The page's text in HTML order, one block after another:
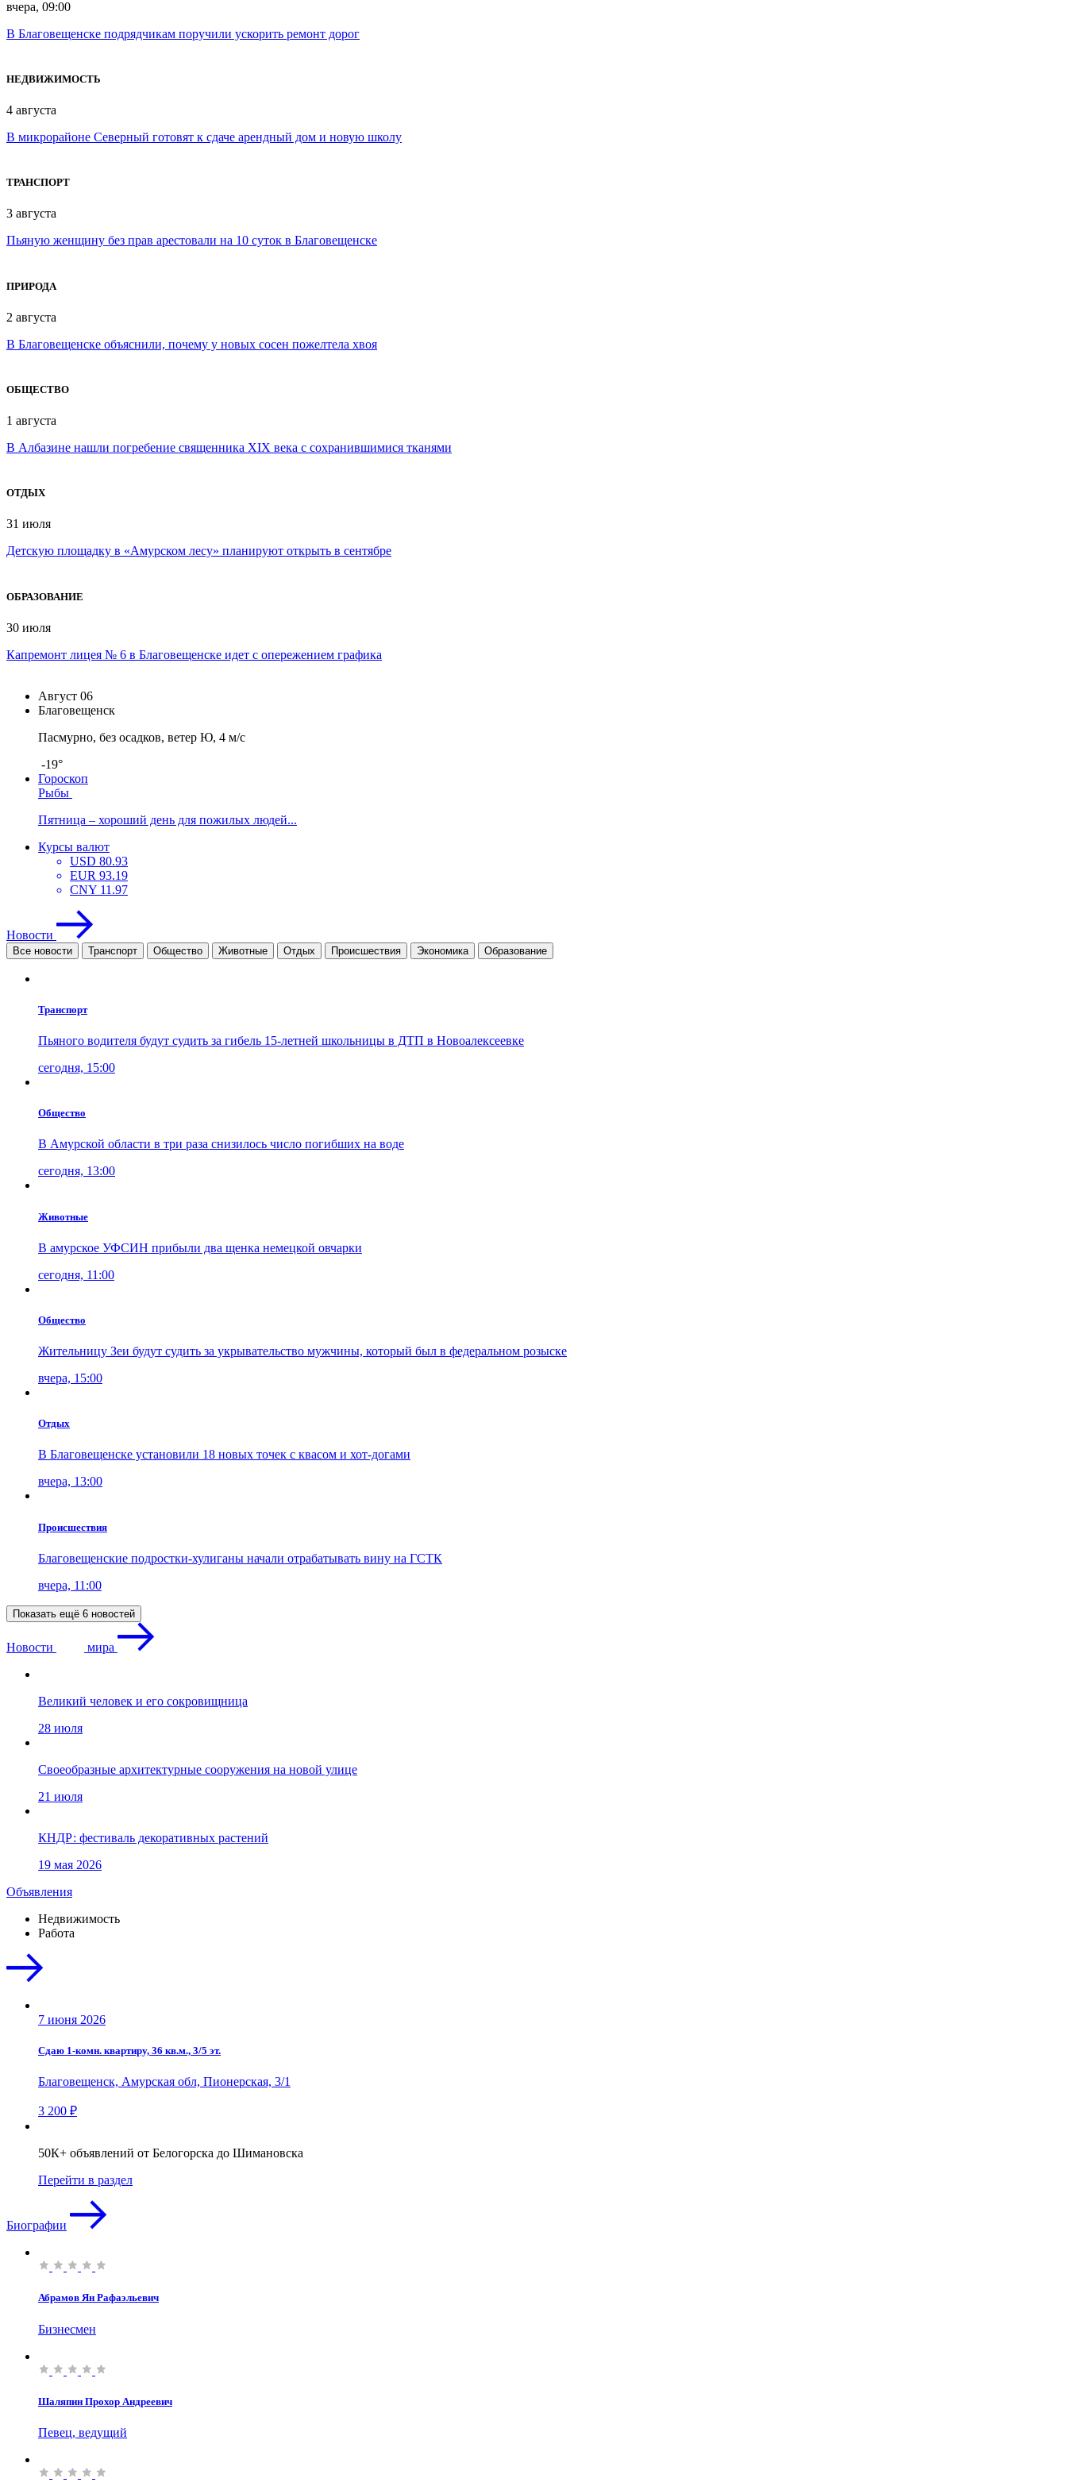
вчера, 09:00
В Благовещенске подрядчикам поручили ускорить ремонт дорог
НЕДВИЖИМОСТЬ
4 августа
В микрорайоне Северный готовят к сдаче арендный дом и новую школу
ТРАНСПОРТ
3 августа
Пьяную женщину без прав арестовали на 10 суток в Благовещенске
ПРИРОДА
2 августа
В Благовещенске объяснили, почему у новых сосен пожелтела хвоя
ОБЩЕСТВО
1 августа
В Албазине нашли погребение священника XIX века с сохранившимися тканями
ОТДЫХ
31 июля
Детскую площадку в «Амурском лесу» планируют открыть в сентябре
ОБРАЗОВАНИЕ
30 июля
Капремонт лицея № 6 в Благовещенске идет с опережением графика
Август 06
Благовещенск
Пасмурно, без осадков, ветер Ю, 4 м/с
-19°
Гороскоп
Рыбы
Пятница – хороший день для пожилых людей...
Курсы валют
USD 80.93
EUR 93.19
CNY 11.97
Новости
Все новости Транспорт Общество Животные Отдых Проиcшествия Экономика Образование
Транспорт
Пьяного водителя будут судить за гибель 15-летней школьницы в ДТП в Новоалексеевке
сегодня, 15:00
Общество
В Амурской области в три раза снизилось число погибших на воде
сегодня, 13:00
Животные
В амурское УФСИН прибыли два щенка немецкой овчарки
сегодня, 11:00
Общество
Жительницу Зеи будут судить за укрывательство мужчины, который был в федеральном розыске
вчера, 15:00
Отдых
В Благовещенске установили 18 новых точек с квасом и хот-догами
вчера, 13:00
Проиcшествия
Благовещенские подростки-хулиганы начали отрабатывать вину на ГСТК
вчера, 11:00
Показать ещё 6 новостей
Новости мира
Великий человек и его сокровищница
28 июля
Своеобразные архитектурные сооружения на новой улице
21 июля
КНДР: фестиваль декоративных растений
19 мая 2026
Объявления
Недвижимость
Работа
7 июня 2026
Сдаю 1-комн. квартиру, 36 кв.м., 3/5 эт.
Благовещенск, Амурская обл, Пионерская, 3/1
3 200 ₽
50К+ объявлений от Белогорска до Шимановска
Перейти в раздел
Биографии
Абрамов Ян Рафаэльевич
Бизнесмен
Шаляпин Прохор Андреевич
Певец, ведущий